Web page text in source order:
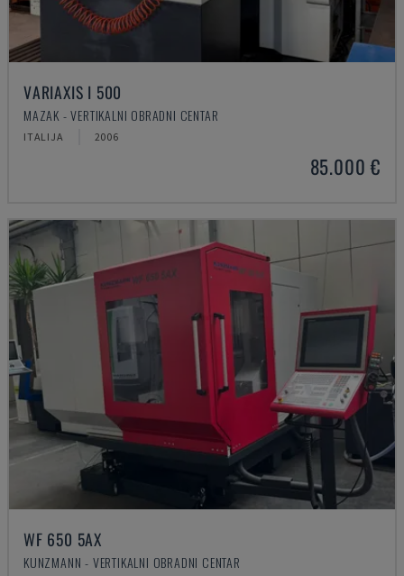
VARIAXIS I 500
MAZAK - VERTIKALNI OBRADNI CENTAR
ITALIJA 2006
85.000 €
WF 650 5AX
KUNZMANN - VERTIKALNI OBRADNI CENTAR